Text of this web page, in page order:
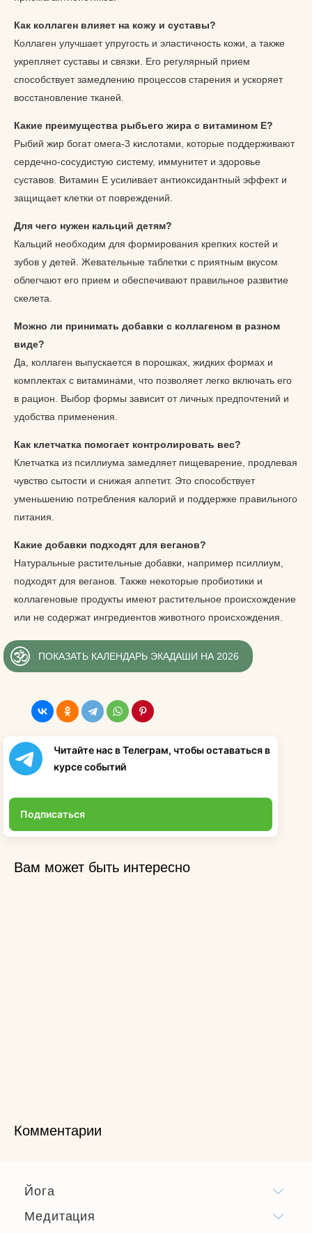
Как коллаген влияет на кожу и суставы?
Коллаген улучшает упругость и эластичность кожи, а также
укрепляет суставы и связки. Его регулярный прием
способствует замедлению процессов старения и ускоряет
восстановление тканей.
Какие преимущества рыбьего жира с витамином Е?
Рыбий жир богат омега-3 кислотами, которые поддерживают
сердечно-сосудистую систему, иммунитет и здоровье
суставов. Витамин Е усиливает антиоксидантный эффект и
защищает клетки от повреждений.
Для чего нужен кальций детям?
Кальций необходим для формирования крепких костей и
зубов у детей. Жевательные таблетки с приятным вкусом
облегчают его прием и обеспечивают правильное развитие
скелета.
Можно ли принимать добавки с коллагеном в разном
виде?
Да, коллаген выпускается в порошках, жидких формах и
комплектах с витаминами, что позволяет легко включать его
в рацион. Выбор формы зависит от личных предпочтений и
удобства применения.
Как клетчатка помогает контролировать вес?
Клетчатка из псиллиума замедляет пищеварение, продлевая
чувство сытости и снижая аппетит. Это способствует
уменьшению потребления калорий и поддержке правильного
питания.
Какие добавки подходят для веганов?
Натуральные растительные добавки, например псиллиум,
подходят для веганов. Также некоторые пробиотики и
коллагеновые продукты имеют растительное происхождение
или не содержат ингредиентов животного происхождения.
ПОКАЗАТЬ КАЛЕНДАРЬ ЭКАДАШИ НА 2026
Читайте нас в Телеграм, чтобы оставаться в
курсе событий
Подписаться
Вам может быть интересно
Комментарии
Йога
Медитация